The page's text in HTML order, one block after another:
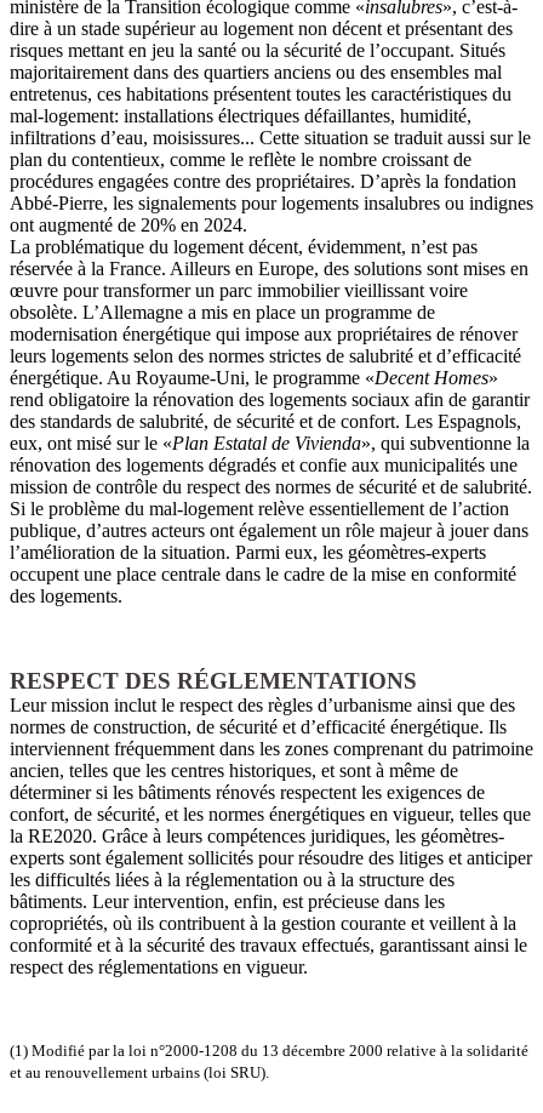
ministère de la Transition écologique comme «insalubres», c’est-à-
dire à un stade supérieur au logement non décent et présentant des
risques mettant en jeu la santé ou la sécurité de l’occupant. Situés
majoritairement dans des quartiers anciens ou des ensembles mal
entretenus, ces habitations présentent toutes les caractéristiques du
mal-logement: installations électriques défaillantes, humidité,
infiltrations d’eau, moisissures... Cette situation se traduit aussi sur le
plan du contentieux, comme le reflète le nombre croissant de
procédures engagées contre des propriétaires. D’après la fondation
Abbé-Pierre, les signalements pour logements insalubres ou indignes
ont augmenté de 20% en 2024.
La problématique du logement décent, évidemment, n’est pas
réservée à la France. Ailleurs en Europe, des solutions sont mises en
œuvre pour transformer un parc immobilier vieillissant voire
obsolète. L’Allemagne a mis en place un programme de
modernisation énergétique qui impose aux propriétaires de rénover
leurs logements selon des normes strictes de salubrité et d’efficacité
énergétique. Au Royaume-Uni, le programme «Decent Homes»
rend obligatoire la rénovation des logements sociaux afin de garantir
des standards de salubrité, de sécurité et de confort. Les Espagnols,
eux, ont misé sur le «Plan Estatal de Vivienda», qui subventionne la
rénovation des logements dégradés et confie aux municipalités une
mission de contrôle du respect des normes de sécurité et de salubrité.
Si le problème du mal-logement relève essentiellement de l’action
publique, d’autres acteurs ont également un rôle majeur à jouer dans
l’amélioration de la situation. Parmi eux, les géomètres-experts
occupent une place centrale dans le cadre de la mise en conformité
des logements.
RESPECT DES RÉGLEMENTATIONS
Leur mission inclut le respect des règles d’urbanisme ainsi que des
normes de construction, de sécurité et d’efficacité énergétique. Ils
interviennent fréquemment dans les zones comprenant du patrimoine
ancien, telles que les centres historiques, et sont à même de
déterminer si les bâtiments rénovés respectent les exigences de
confort, de sécurité, et les normes énergétiques en vigueur, telles que
la RE2020. Grâce à leurs compétences juridiques, les géomètres-
experts sont également sollicités pour résoudre des litiges et anticiper
les difficultés liées à la réglementation ou à la structure des
bâtiments. Leur intervention, enfin, est précieuse dans les
copropriétés, où ils contribuent à la gestion courante et veillent à la
conformité et à la sécurité des travaux effectués, garantissant ainsi le
respect des réglementations en vigueur.
(1) Modifié par la loi n°2000-1208 du 13 décembre 2000 relative à la solidarité
et au renouvellement urbains (loi SRU).